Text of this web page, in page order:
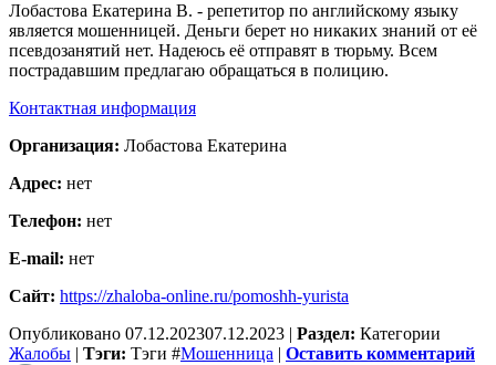
Лобастова Екатерина В. - репетитор по английскому языку
является мошенницей. Деньги берет но никаких знаний от её
псевдозанятий нет. Надеюсь её отправят в тюрьму. Всем
пострадавшим предлагаю обращаться в полицию.
Контактная информация
Организация: Лобастова Екатерина
Адрес: нет
Телефон: нет
E-mail: нет
Сайт: https://zhaloba-online.ru/pomoshh-yurista
Опубликовано 07.12.202307.12.2023 | Раздел: Категории
Жалобы | Тэги: Тэги #Мошенница | Оставить комментарий